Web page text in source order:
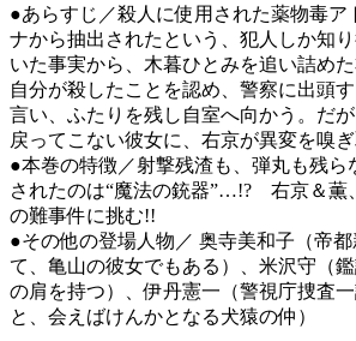
●あらすじ／殺人に使用された薬物毒ア
ナから抽出されたという、犯人しか知
いた事実から、木暮ひとみを追い詰め
自分が殺したことを認め、警察に出頭
言い、ふたりを残し自室へ向かう。だ
戻ってこない彼女に、右京が異変を嗅
●本巻の特徴／射撃残渣も、弾丸も残ら
されたのは“魔法の銃器”…!? 右京＆薫
の難事件に挑む!!
●その他の登場人物／ 奥寺美和子（帝
て、亀山の彼女でもある）、米沢守（
の肩を持つ）、伊丹憲一（警視庁捜査
と、会えばけんかとなる犬猿の仲）